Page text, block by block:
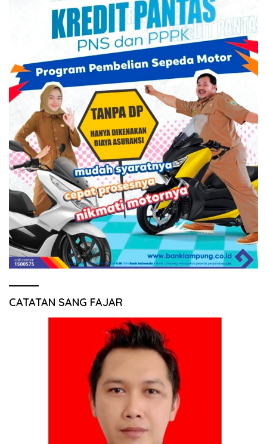
CATATAN SANG FAJAR